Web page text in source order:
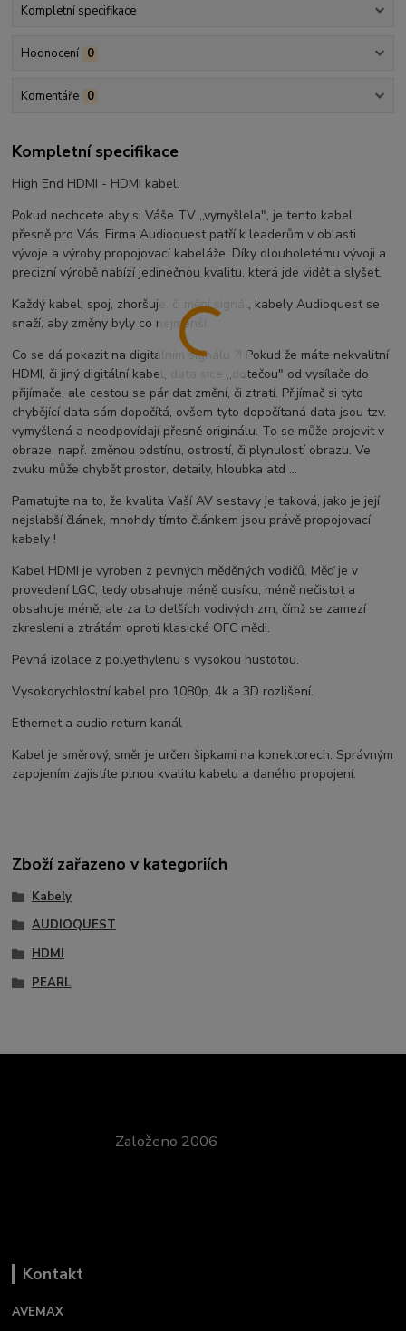
Kompletní specifikace
Hodnocení 0
Komentáře 0
Kompletní specifikace
High End HDMI - HDMI kabel.
Pokud nechcete aby si Váše TV ,,vymyšlela", je tento kabel
přesně pro Vás. Firma Audioquest patří k leaderům v oblasti
vývoje a výroby propojovací kabeláže. Díky dlouholetému vývoji a
precizní výrobě nabízí jedinečnou kvalitu, která jde vidět a slyšet.
Každý kabel, spoj, zhoršuje, či mění signál, kabely Audioquest se
snaží, aby změny byly co nejmenší.
Co se dá pokazit na digitálním signálu ?! Pokud že máte nekvalitní
HDMI, či jiný digitální kabel, data sice ,,dotečou" od vysílače do
přijímače, ale cestou se pár dat změní, či ztratí. Přijímač si tyto
chybějící data sám dopočítá, ovšem tyto dopočítaná data jsou tzv.
vymyšlená a neodpovídají přesně originálu. To se může projevit v
obraze, např. změnou odstínu, ostrostí, či plynulostí obrazu. Ve
zvuku může chybět prostor, detaily, hloubka atd ...
Pamatujte na to, že kvalita Vaší AV sestavy je taková, jako je její
nejslabší článek, mnohdy tímto článkem jsou právě propojovací
kabely !
Kabel HDMI je vyroben z pevných měděných vodičů. Měď je v
provedení LGC, tedy obsahuje méně dusíku, méně nečistot a
obsahuje méně, ale za to delších vodivých zrn, čímž se zamezí
zkreslení a ztrátám oproti klasické OFC mědi.
Pevná izolace z polyethylenu s vysokou hustotou.
Vysokorychlostní kabel pro 1080p, 4k a 3D rozlišení.
Ethernet a audio return kanál
Kabel je směrový, směr je určen šipkami na konektorech. Správným
zapojením zajistíte plnou kvalitu kabelu a daného propojení.
Zboží zařazeno v kategoriích
Kabely
AUDIOQUEST
HDMI
PEARL
Založeno 2006
Kontakt
AVEMAX